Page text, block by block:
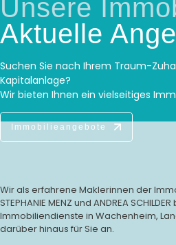
Unsere
Aktuelle
Suchen Sie nach Ihrem Traum-
Kapitalanlage?
Wir bieten Ihnen ein vielseitiges
Immobilieangebote
Wir als erfahrene Maklerinnen der
STEPHANIE MENZ und ANDREA
Immobiliendienste in Wachenheim,
darüber hinaus für Sie an.